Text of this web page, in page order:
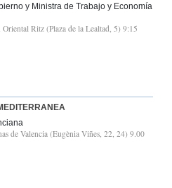
y Ministra de Trabajo y Economía
Ritz (Plaza de la Lealtad, 5) 9:15
de Valencia (Eugènia Viñes, 22, 24) 9.00